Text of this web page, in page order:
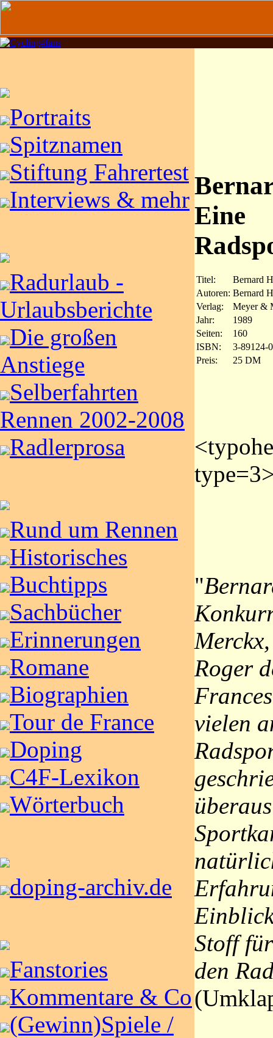
Portraits
Spitznamen
Stiftung Fahrertest
Interviews & mehr
Radurlaub -
Urlaubsberichte
Die großen
Anstiege
Selberfahrten
Rennen 2002-2008
Radlerprosa
Rund um Rennen
Historisches
Buchtipps
Sachbücher
Erinnerungen
Romane
Biographien
Tour de France
Doping
C4F-Lexikon
Wörterbuch
doping-archiv.de
Fanstories
Kommentare & Co
(Gewinn)Spiele /
Eine
Titel:
Bernard
Autoren: Bernard
Verlag:
Meyer &
Jahr:
1989
Seiten:
160
ISBN:
3-89124-
Preis:
25 DM
"
Roger
vielen
Stoff
den